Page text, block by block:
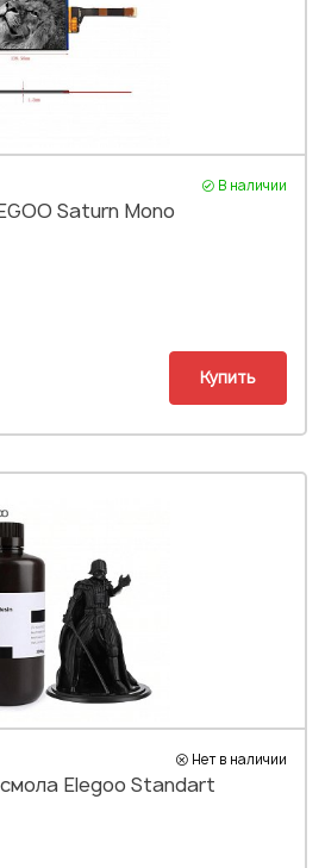
В наличии
Saturn Mono
Купить
Нет в наличии
Elegoo Standart